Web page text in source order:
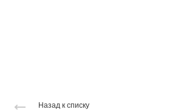
Назад к списку